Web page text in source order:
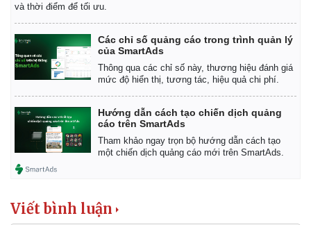
và thời điểm để tối ưu.
Các chỉ số quảng cáo trong trình quản lý
của SmartAds
Thông qua các chỉ số này, thương hiệu đánh giá
mức độ hiển thị, tương tác, hiệu quả chi phí.
Hướng dẫn cách tạo chiến dịch quảng
cáo trên SmartAds
Tham khảo ngay trọn bộ hướng dẫn cách tạo
một chiến dịch quảng cáo mới trên SmartAds.
Viết bình luận